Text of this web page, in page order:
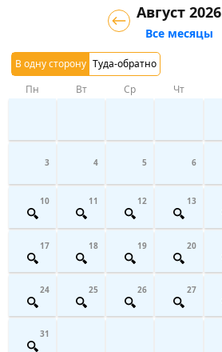
В одну сторону Туда-обратно
Август 2026
Все месяцы
Пн Вт Ср Чт
3 4 5 6
10 11 12 13
17 18 19 20
24 25 26 27
31